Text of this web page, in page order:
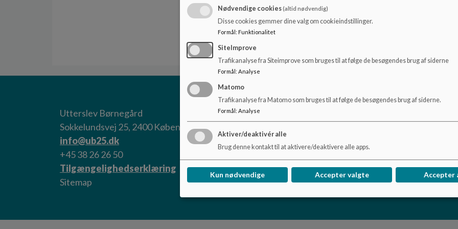
Såfremt forhold i rapporten giver anledning til spørgsmål,
Utterslev Børnegård
Sokkelundsvej 25, 2400 København
info@ub25.dk
+45 38 26 26 50
Tilgængelighedserklæring
Sitemap
Nødvendige cookies(altid nødvendig)
Disse cookies gemmer dine valg om cookieindstillinger.
Formål : Funktionalitet
SiteImprove
Trafikanalyse fra Siteimprove som bruges til at følge de besøgendes brug af siderne
Formål : Analyse
Matomo
Trafikanalyse fra Matomo som bruges til at følge de besøgendes brug af siderne.
Formål: Analyse
Aktiver/deaktivér alle
Brug denne kontakt til at aktivere/deaktivere alle apps.
Kun nødvendige Accepter valgte Accepter